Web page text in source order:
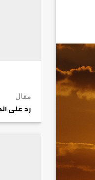
مقال
رد على